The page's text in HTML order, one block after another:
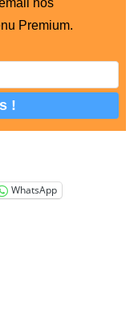
Premium.
WhatsApp